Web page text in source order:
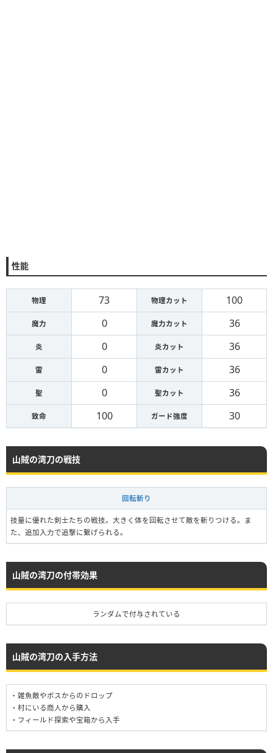
性能
物理 73 物理カット 100
魔力 0 魔力カット 36
炎 0 炎カット 36
雷 0 雷カット 36
聖 0 聖カット 36
致命 100 ガード強度 30
山賊の湾刀の戦技
回転斬り
技量に優れた剣士たちの戦技。大きく体を回転させて敵を斬りつける。ま
た、追加入力で追撃に繋げられる。
山賊の湾刀の付帯効果
ランダムで付与されている
山賊の湾刀の入手方法
・雑魚敵やボスからのドロップ
・村にいる商人から購入
・フィールド探索や宝箱から入手